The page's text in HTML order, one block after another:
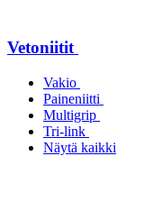
Vetoniitit
Vakio
Paineniitti
Multigrip
Tri-link
Näytä kaikki